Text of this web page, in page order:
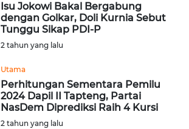
Isu Jokowi Bakal Bergabung
dengan Golkar, Doli Kurnia Sebut
Tunggu Sikap PDI-P
2 tahun yang lalu
Utama
Perhitungan Sementara Pemilu
2024 Dapil II Tapteng, Partai
NasDem Diprediksi Raih 4 Kursi
2 tahun yang lalu